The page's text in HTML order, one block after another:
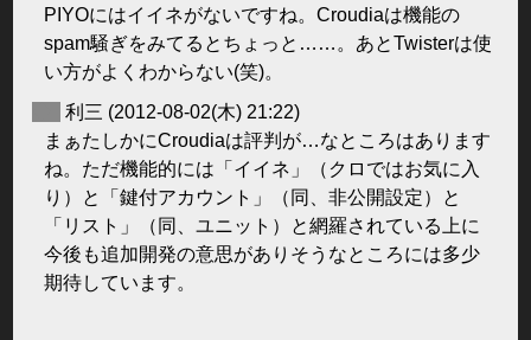
PIYOにはイイネがないですね。Croudiaは機能の
spam騒ぎをみてるとちょっと……。あとTwisterは使
い方がよくわからない(笑)。
利三 (2012-08-02(木) 21:22)
まぁたしかにCroudiaは評判が…なところはあります
ね。ただ機能的には「イイネ」（クロではお気に入
り）と「鍵付アカウント」（同、非公開設定）と
「リスト」（同、ユニット）と網羅されている上に
今後も追加開発の意思がありそうなところには多少
期待しています。